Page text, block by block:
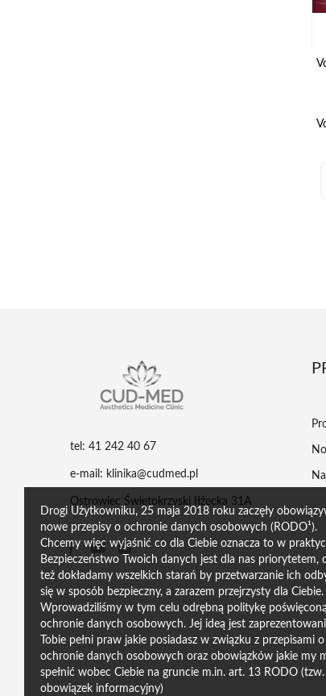
Drogi Użytkowniku, 25 maja 2018 roku zaczęły
nowe przepisy o ochronie danych osobowych (RODO¹).
Chcemy więc wyjaśnić co dla Ciebie oznacza to w
Bezpieczeństwo Twoich danych jest dla nas priorytetem,
też dokładamy wszelkich starań by przetwarzanie ich
się w sposób bezpieczny, a zarazem przejrzysty dla Ciebie.
Wprowadziliśmy w tym celu odrębną politykę poświęconą
ochronie danych osobowych. Jej ideą jest
Tobie pełni praw jakie posiadasz w związku z przepisami o
ochronie danych osobowych oraz obowiązków jakie my
spełnić wobec Ciebie na gruncie m.in. art. 13 RODO (tzw.
obowiązek informacyjny)
tel: 41 242 40 67
e-mail: klinika@cudmed.pl
Ostrowiec Świętokrzyski Iłżecka 31A